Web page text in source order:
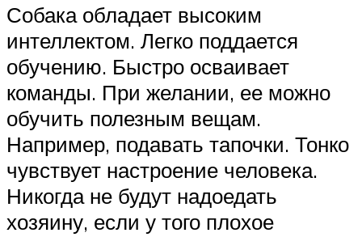
Собака обладает высоким
интеллектом. Легко поддается
обучению. Быстро осваивает
команды. При желании, ее можно
обучить полезным вещам.
Например, подавать тапочки. Тонко
чувствует настроение человека.
Никогда не будут надоедать
хозяину, если у того плохое